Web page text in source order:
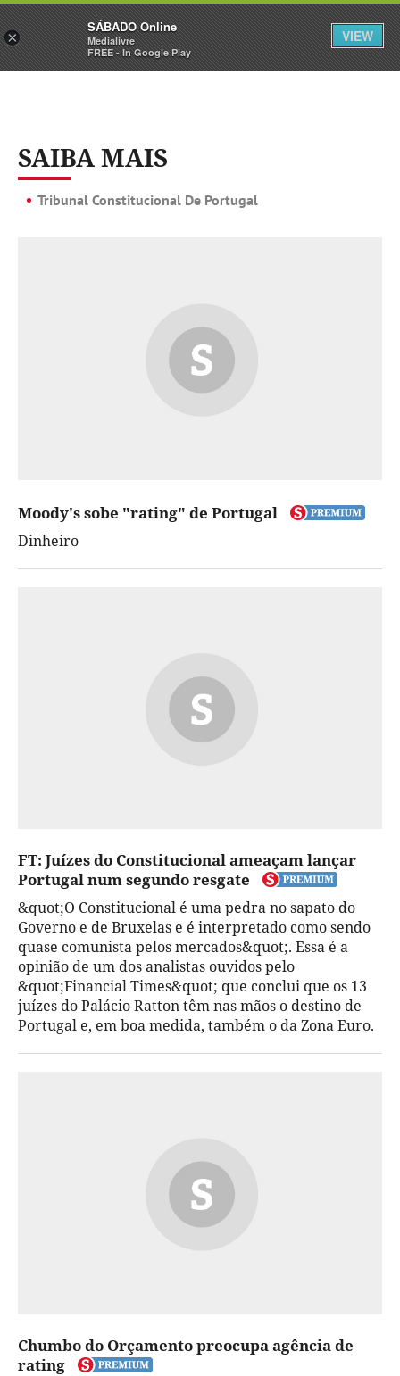
Sábado Assine Iniciar Sessão
SAIBA MAIS
Tribunal Constitucional De Portugal
Moody's sobe "rating" de Portugal
Dinheiro
FT: Juízes do Constitucional ameaçam lançar
Portugal num segundo resgate
&quot;O Constitucional é uma pedra no sapato do
Governo e de Bruxelas e é interpretado como sendo
quase comunista pelos mercados&quot;. Essa é a
opinião de um dos analistas ouvidos pelo
&quot;Financial Times&quot; que conclui que os 13
juízes do Palácio Ratton têm nas mãos o destino de
Portugal e, em boa medida, também o da Zona Euro.
Chumbo do Orçamento preocupa agência de
rating
×
SÁBADO Online
Medialivre
FREE - In Google Play
VIEW